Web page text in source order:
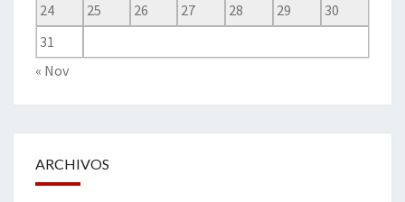
24
25 26 27 28 29
30
31
« Nov
ARCHIVOS